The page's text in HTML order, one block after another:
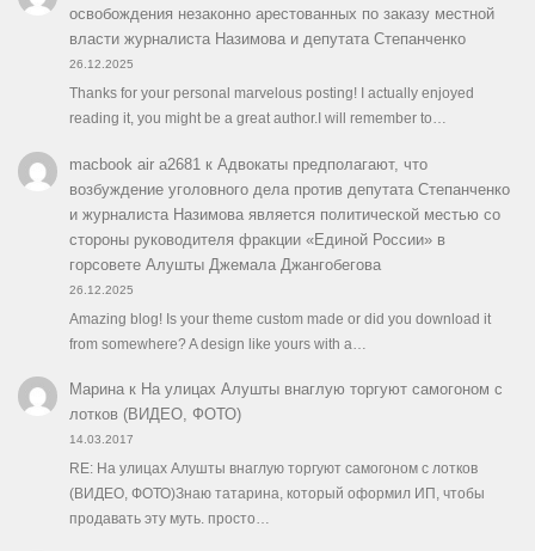
освобождения незаконно арестованных по заказу местной
власти журналиста Назимова и депутата Степанченко
26.12.2025
Thanks for your personal marvelous posting! I actually enjoyed
reading it, you might be a great author.I will remember to…
macbook air a2681 к Адвокаты предполагают, что
возбуждение уголовного дела против депутата Степанченко
и журналиста Назимова является политической местью со
стороны руководителя фракции «Единой России» в
горсовете Алушты Джемала Джангобегова
26.12.2025
Amazing blog! Is your theme custom made or did you download it
from somewhere? A design like yours with a…
Маринак На улицах Алушты внаглую торгуют самогоном с
лотков (ВИДЕО, ФОТО)
14.03.2017
RE: На улицах Алушты внаглую торгуют самогоном с лотков
(ВИДЕО, ФОТО)Знаю татарина, который оформил ИП, чтобы
продавать эту муть. просто…